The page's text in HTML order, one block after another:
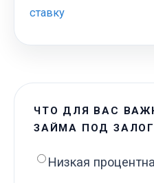
ставку
ЧТО ДЛЯ ВАС
ЗАЙМА ПОД
Низкая